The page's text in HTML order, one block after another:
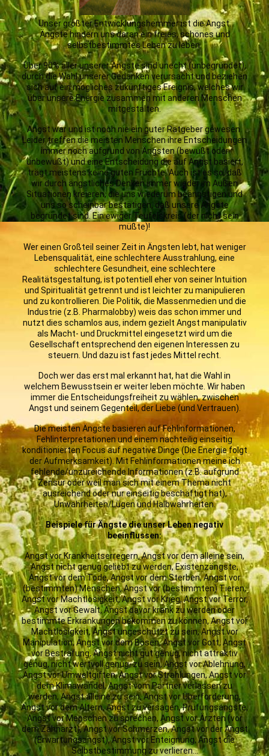
Unser größter Entwicklungshemmer ist die Angst.
Ängste hindern uns daran ein freies, schönes und
selbstbestimmtes Leben zu leben.
Über 90% aller unserer Ängste sind unecht (unbegründet),
durch die Wahl unserer Gedanken verursacht und beziehen
sich auf ein mögliches zukünftiges Ereignis, welches wir
über unsere Energie zusammen mit anderen Menschen
mitgestalten.
Angst war und ist noch nie ein guter Ratgeber gewesen.
Leider treffen die meisten Menschen ihre Entscheidungen
immer noch aufgrund von Ängsten (bewußt oder
unbewußt) und eine Entscheidung die auf Angst basiert,
trägt meistens keine guten Früchte. Auch ist es so, daß
wir durch ängstliches Denken immer wieder im Außen
Situationen kreieren, die uns wiederum beängstigen und
uns so scheinbar bestätigen, daß unsere Ängste
begründet sind. Ein ewiger Teufelskreis (der nicht sein
müßte)!
Wer einen Großteil seiner Zeit in Ängsten lebt, hat weniger
Lebensqualität, eine schlechtere Ausstrahlung, eine
schlechtere Gesundheit, eine schlechtere
Realitätsgestaltung, ist potentiell eher von seiner Intuition
und Spiritualität getrennt und ist leichter zu manipulieren
und zu kontrollieren. Die Politik, die Massenmedien und die
Industrie (z.B. Pharmalobby) weis das schon immer und
nutzt dies schamlos aus, indem gezielt Angst manipulativ
als Macht- und Druckmittel eingesetzt wird um die
Gesellschaft entsprechend den eigenen Interessen zu
steuern. Und dazu ist fast jedes Mittel recht.
Doch wer das erst mal erkannt hat, hat die Wahl in
welchem Bewusstsein er weiter leben möchte. Wir haben
immer die Entscheidungsfreiheit zu wählen, zwischen
Angst und seinem Gegenteil, der Liebe (und Vertrauen).
Die meisten Ängste basieren auf Fehlinformationen,
Fehlinterpretationen und einem nachteilig einseitig
konditionierten Focus auf negative Dinge (Die Energie folgt
der Aufmerksamkeit). Mit Fehlinformationen meine ich
fehlende/unzureichende Informationen (z.B. aufgrund
Zensur oder weil man sich mit einem Thema nicht
ausreichend oder nur einseitig beschäftigt hat),
Unwahrheiten/Lügen und Halbwahrheiten.
Beispiele für Ängste die unser Leben negativ
beeinflussen:
Angst vor Krankheitserregern, Angst vor dem alleine sein,
Angst nicht genug geliebt zu werden, Existenzängste,
Angst vor dem Tode, Angst vor dem Sterben, Angst vor
(bestimmten) Menschen, Angst vor (bestimmten) Tieren,
Angst vor Machtlosigkeit, Angst vor Krieg, Angst vor Terror,
Angst vor Gewalt, Angst davor krank zu werden oder
bestimmte Erkrankungen bekommen zu können, Angst vor
Machtlosigkeit, Angst ungeschützt zu sein, Angst vor
Manipulation, Angst vor dem Bösen, Angst vor Gott, Angst
vor Bestrafung, Angst nicht gut genug, nicht attraktiv
genug, nicht wertvoll genug, zu sein, Angst vor Ablehnung,
Angst vor Umweltgiften, Angst vor Strahlungen, Angst vor
dem Klimawandel, Angst vom Partner verlassen zu
werden, Angst alleine zu sein, Angst vor Überforderung,
Angst vor dem Altern, Angst zu versagen, Prüfungsängste,
Angst vor Menschen zu sprechen, Angst vor Ärzten (vor
dem Zahnarzt), Angst vor Schmerzen, Angst vor der Angst
(Erwartungsangst), Angst vor Enteignung, Angst die
Selbstbestimmung zu verlieren...